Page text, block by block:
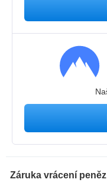
Záruka vrácení